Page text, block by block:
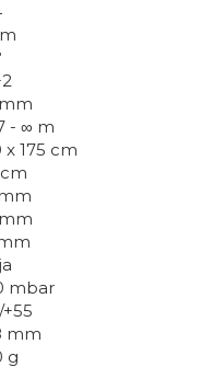
- ∞ m
x 175 cm
mbar
mm
g